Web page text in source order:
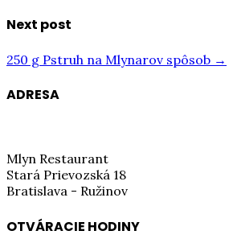
Next post
250 g Pstruh na Mlynarov spôsob →
ADRESA
Mlyn Restaurant
Stará Prievozská 18
Bratislava - Ružinov
OTVÁRACIE HODINY